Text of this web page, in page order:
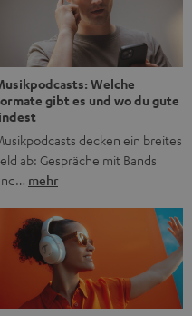
große Fragen. Zum 70.
Vom Filmheft zur
ihren Ton fand Als die […]
Welche
gibt es und wo du gute
decken ein breites
ab: Gespräche mit Bands
mehr